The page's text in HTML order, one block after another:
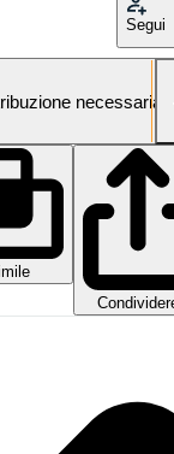
Segui
necessaria